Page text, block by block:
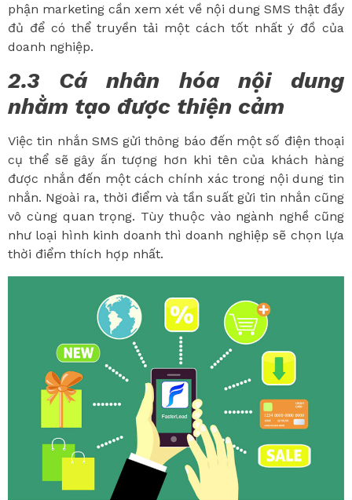
phận marketing cần xem xét về nội dung SMS thật đầy
đủ để có thể truyền tải một cách tốt nhất ý đồ của
doanh nghiệp.
2.3 Cá nhân hóa nội dung
nhằm tạo được thiện cảm
Việc tin nhắn SMS gửi thông báo đến một số điện thoại
cụ thể sẽ gây ấn tượng hơn khi tên của khách hàng
được nhắn đến một cách chính xác trong nội dung tin
nhắn. Ngoài ra, thời điểm và tần suất gửi tin nhắn cũng
vô cùng quan trọng. Tùy thuộc vào ngành nghề cũng
như loại hình kinh doanh thì doanh nghiệp sẽ chọn lựa
thời điểm thích hợp nhất.